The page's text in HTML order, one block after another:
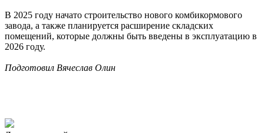
В 2025 году начато строительство нового комбикормового
завода, а также планируется расширение складских
помещений, которые должны быть введены в эксплуатацию в
2026 году.
Подготовил Вячеслав Олин